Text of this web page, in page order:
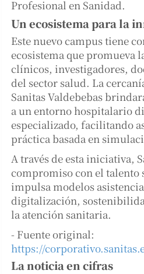
Profesional en Sanidad.
Un ecosistema para la
Este nuevo campus tiene
ecosistema que promueva
clínicos, investigadores,
del sector salud. La
Sanitas Valdebebas
a un entorno hospitalario
especializado, facilitando
práctica basada en
A través de esta iniciativa,
compromiso con el
impulsa modelos
digitalización,
la atención sanitaria.
- Fuente original:
https://
La noticia en cifras